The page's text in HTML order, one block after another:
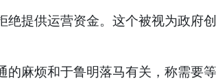
提供运营资金。这个被视为政府
麻烦和于鲁明落马有关，称需要等